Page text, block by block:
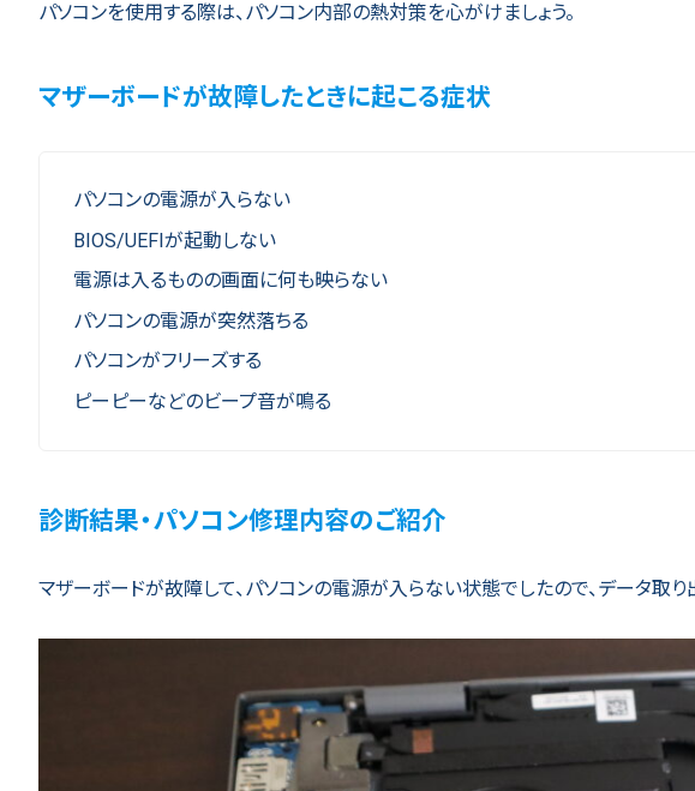
パソコンを使用する際は、パソコン内部の熱対策を心がけましょう。
マザーボードが故障したときに起こる症状
パソコンの電源が入らない
BIOS/UEFIが起動しない
電源は入るものの画面に何も映らない
パソコンの電源が突然落ちる
パソコンがフリーズする
ピーピーなどのビープ音が鳴る
診断結果・パソコン修理内容のご紹介
マザーボードが故障して、パソコンの電源が入らない状態でしたので、データ取